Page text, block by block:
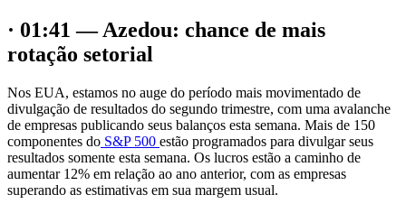
· 01:41 — Azedou: chance de mais
rotação setorial
Nos EUA, estamos no auge do período mais movimentado de
divulgação de resultados do segundo trimestre, com uma avalanche
de empresas publicando seus balanços esta semana. Mais de 150
componentes do S&P 500 estão programados para divulgar seus
resultados somente esta semana. Os lucros estão a caminho de
aumentar 12% em relação ao ano anterior, com as empresas
superando as estimativas em sua margem usual.